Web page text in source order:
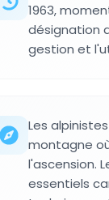
1963,
désignation
gestion et
Les
montagne
l'ascension.
essentiels